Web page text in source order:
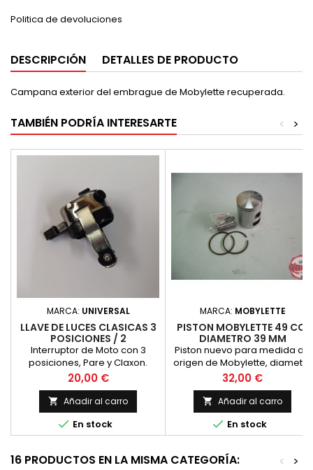
Politica de devoluciones
DESCRIPCIÓN DETALLES DE PRODUCTO
Campana exterior del embrague de Mobylette recuperada.
TAMBIÉN PODRÍA INTERESARTE >
<
MARCA: UNIVERSAL
LLAVE DE LUCES CLASICAS 3
POSICIONES / 2
PULSADORES CROMADA
Interruptor de Moto con 3
posiciones, Pare y Claxon.
Interruptor de Moto con 3
posiciones: funcion de luces
apagadas, luces cortas y luces
largas (ambas con salida para
la luz de posicion del piloto), y
dos pulsadores, pare y claxon.
posiciones, para alternar por
Precio
20,00 €
 Añadir al carro
 En stock
MARCA: MOBYLETTE
PISTON MOBYLETTE 49 CC.
DIAMETRO 39 MM
Piston nuevo para medida de
origen de Mobylette, diametro
39 mm
Precio
32,00 €
 Añadir al carro
 En stock
16 PRODUCTOS EN LA MISMA CATEGORÍA: >
<